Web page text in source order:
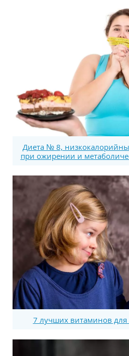
Диета № 8,
при ожирении и
7 лучших витаминов для